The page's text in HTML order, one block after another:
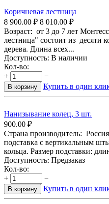
Коричневая лестница
8 900.00 ₽ 8 010.00 ₽
Возраст: от 3 до 7 лет
лестница" состоит из десяти
дерева. Длина всех...
Доступность: В наличии
Кол-во:
+
−
В корзину Купить в один
Нанизывание колец, 3 шт.
900.00 ₽
Страна производитель:
подставка с вертикальным
кольца. Размер подставки:
Доступность: Предзаказ
Кол-во:
+
−
В корзину Купить в один